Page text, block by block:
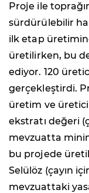
Proje ile
sürdürülebilir
ilk etap
üretilirken, bu
ediyor. 120
gerçekleştirdi.
üretim ve üretici
ekstratı değeri
mevzuatta
bu projede
Selülöz (çayın
mevzuattaki